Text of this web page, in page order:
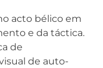
acto bélico em
e da táctica.
de
de auto-